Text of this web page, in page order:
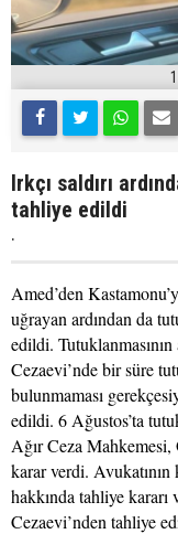
Irkçı saldırı
tahliye edildi
.
Amed’den
uğrayan ardından da
edildi.
Cezaevi’nde bir süre
bulunmaması
edildi. 6 Ağustos’ta
Ağır Ceza
karar verdi.
hakkında tahliye
Cezaevi’nden tahliye